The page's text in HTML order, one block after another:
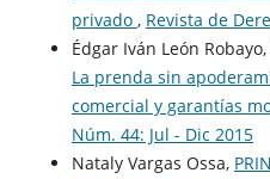
privado , Revista de
Édgar Iván León
La prenda sin
comercial y garantías
Núm. 44: Jul - Dic 2015
Nataly Vargas Ossa,